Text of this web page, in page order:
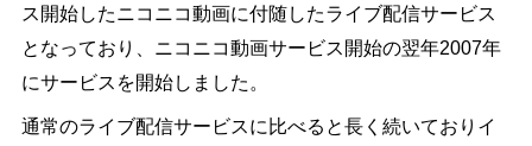
ス開始したニコニコ動画に付随したライブ配信サービス
となっており、ニコニコ動画サービス開始の翌年2007年
にサービスを開始しました。
通常のライブ配信サービスに比べると長く続いておりイ